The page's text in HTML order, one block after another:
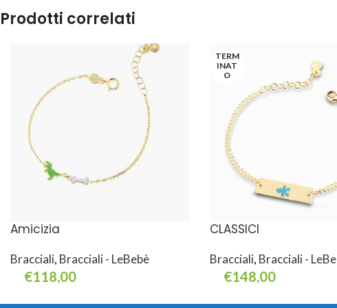
Prodotti correlati
Amicizia
Bracciali, Bracciali - LeBebè
€118,00
TERM
INAT
O
CLASSICI
Bracciali, Bracciali -
€148,00